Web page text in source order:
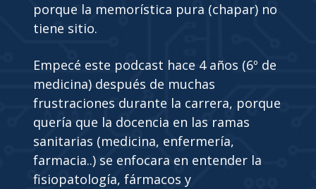
porque la memorística pura (chapar) no
tiene sitio.
Empecé este podcast hace 4 años (6º de
medicina) después de muchas
frustraciones durante la carrera, porque
quería que la docencia en las ramas
sanitarias (medicina, enfermería,
farmacia..) se enfocara en entender la
fisiopatología, fármacos y